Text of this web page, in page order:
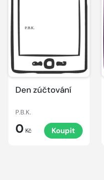
Den zúčtování
P.B.K.
0 Kč Koupit